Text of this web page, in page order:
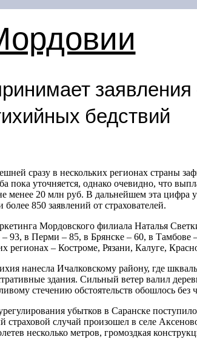
бедствий
сразу в нескольких регионах страны
пока уточняется, однако очевидно, что
менее 20 млн руб. В дальнейшем эта цифра
850 заявлений от страхователей.
Мордовского филиала Наталья
93, в Перми – 85, в Брянске – 60, в Тамбове
регионах – Костроме, Рязани, Калуге,
нанесла Ичалковскому району, где
здания. Сильный ветер валил
стечению обстоятельств обошлось без
убытков в Саранске
страховой случай произошел в селе
несколько метров, громоздкая